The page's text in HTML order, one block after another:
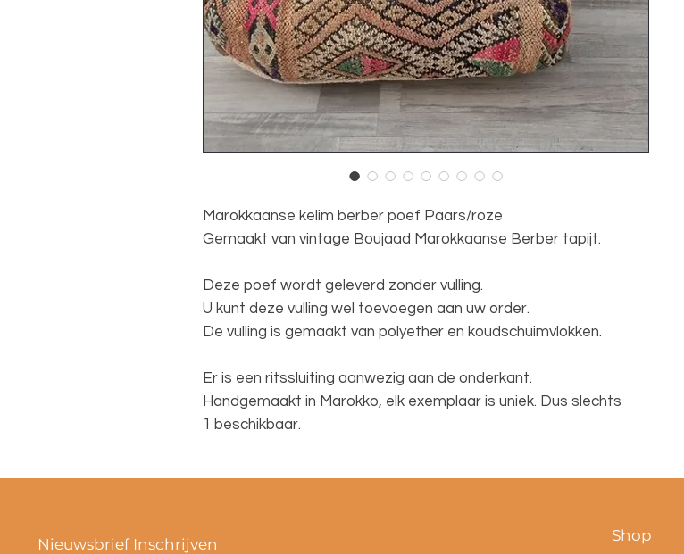
Marokkaanse kelim berber poef Paars/roze
Gemaakt van vintage Boujaad Marokkaanse Berber tapijt.
Deze poef wordt geleverd zonder vulling.
U kunt deze vulling wel toevoegen aan uw order.
De vulling is gemaakt van polyether en koudschuimvlokken.
Er is een ritssluiting aanwezig aan de onderkant.
Handgemaakt in Marokko, elk exemplaar is uniek. Dus slechts
1 beschikbaar.
Nieuwsbrief Inschrijven Shop